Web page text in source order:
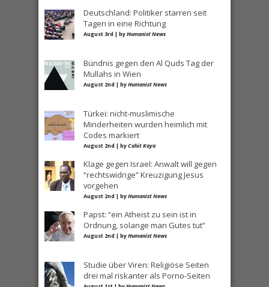
Deutschland: Politiker starren seit
Tagen in eine Richtung
August 3rd | byHumanist News
Bündnis gegen den Al Quds Tag der
Mullahs in Wien
August 2nd | byHumanist News
Türkei: nicht-muslimische
Minderheiten wurden heimlich mit
Codes markiert
August 2nd | byCahit Kaya
Klage gegen Israel: Anwalt will gegen
“rechtswidrige” Kreuzigung Jesus
vorgehen
August 2nd | byHumanist News
Papst: “ein Atheist zu sein ist in
Ordnung, solange man Gutes tut”
August 2nd | byHumanist News
Studie über Viren: Religiöse Seiten
drei mal riskanter als Porno-Seiten